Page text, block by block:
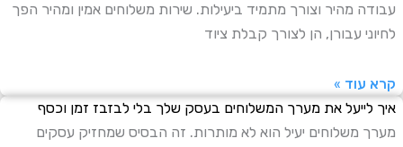
מהיר וצורך מתמיד ביעילות. שירות משלוחים אמין ומהיר הפך
עבורן, הן לצורך קבלת ציוד
עוד »
לייעל את מערך המשלוחים בעסק שלך בלי לבזבז זמן וכסף
משלוחים יעיל הוא לא מותרות. זה הבסיס שמחזיק עסקים